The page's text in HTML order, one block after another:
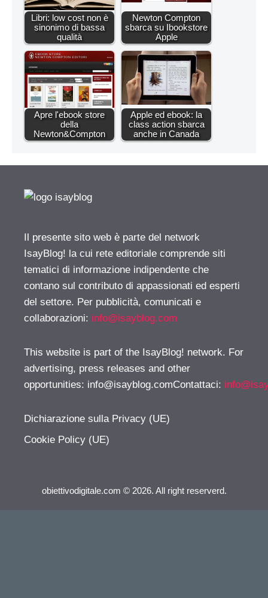
Libri: low cost non è
sinonimo di bassa
qualità
Newton Compton
sbarca su Ibookstore
Apple
Apre l'ebook store
della
Newton&Compton
Apple ed ebook: la
class action sbarca
anche in Canada
Il presente sito web è parte del network
IsayBlog! la cui rete editoriale comprende siti
tematici di informazione indipendente che
contano sul contributo di appassionati ed esperti
del settore. Per pubblicità, comunicati e
collaborazioni: info@isayblog.com
This website is part of the IsayBlog! network. For
advertising, press releases and other
opportunities: info@isayblog.comContattaci:
Dichiarazione sulla Privacy (UE)
Cookie Policy (UE)
obiettivodigitale.com © 2026. All right reserverd.